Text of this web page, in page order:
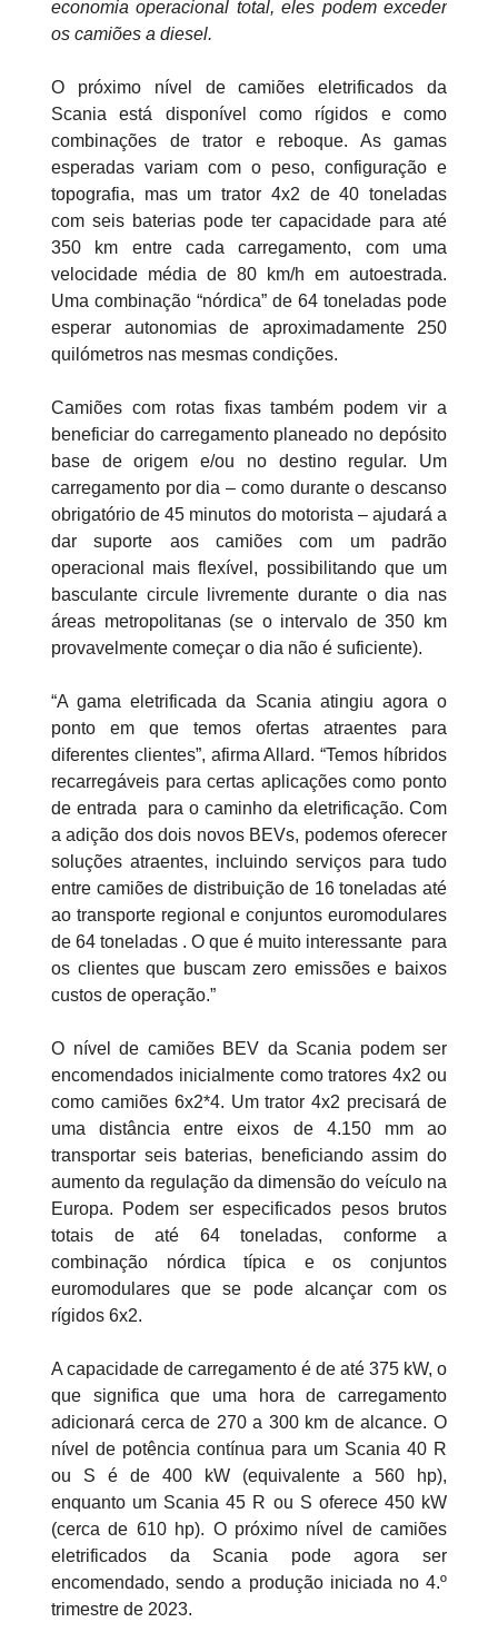
economia operacional total, eles podem exceder
os camiões a diesel.
O próximo nível de camiões eletrificados da
Scania está disponível como rígidos e como
combinações de trator e reboque. As gamas
esperadas variam com o peso, configuração e
topografia, mas um trator 4x2 de 40 toneladas
com seis baterias pode ter capacidade para até
350 km entre cada carregamento, com uma
velocidade média de 80 km/h em autoestrada.
Uma combinação “nórdica” de 64 toneladas pode
esperar autonomias de aproximadamente 250
quilómetros nas mesmas condições.
Camiões com rotas fixas também podem vir a
beneficiar do carregamento planeado no depósito
base de origem e/ou no destino regular. Um
carregamento por dia – como durante o descanso
obrigatório de 45 minutos do motorista – ajudará a
dar suporte aos camiões com um padrão
operacional mais flexível, possibilitando que um
basculante circule livremente durante o dia nas
áreas metropolitanas (se o intervalo de 350 km
provavelmente começar o dia não é suficiente).
“A gama eletrificada da Scania atingiu agora o
ponto em que temos ofertas atraentes para
diferentes clientes”, afirma Allard. “Temos híbridos
recarregáveis para certas aplicações como ponto
de entrada para o caminho da eletrificação. Com
a adição dos dois novos BEVs, podemos oferecer
soluções atraentes, incluindo serviços para tudo
entre camiões de distribuição de 16 toneladas até
ao transporte regional e conjuntos euromodulares
de 64 toneladas . O que é muito interessante para
os clientes que buscam zero emissões e baixos
custos de operação.”
O nível de camiões BEV da Scania podem ser
encomendados inicialmente como tratores 4x2 ou
como camiões 6x2*4. Um trator 4x2 precisará de
uma distância entre eixos de 4.150 mm ao
transportar seis baterias, beneficiando assim do
aumento da regulação da dimensão do veículo na
Europa. Podem ser especificados pesos brutos
totais de até 64 toneladas, conforme a
combinação nórdica típica e os conjuntos
euromodulares que se pode alcançar com os
rígidos 6x2.
A capacidade de carregamento é de até 375 kW, o
que significa que uma hora de carregamento
adicionará cerca de 270 a 300 km de alcance. O
nível de potência contínua para um Scania 40 R
ou S é de 400 kW (equivalente a 560 hp),
enquanto um Scania 45 R ou S oferece 450 kW
(cerca de 610 hp). O próximo nível de camiões
eletrificados da Scania pode agora ser
encomendado, sendo a produção iniciada no 4.º
trimestre de 2023.